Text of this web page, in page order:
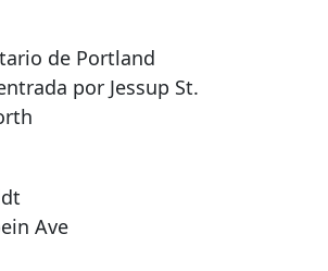
de Portland
por Jessup St.
Ave